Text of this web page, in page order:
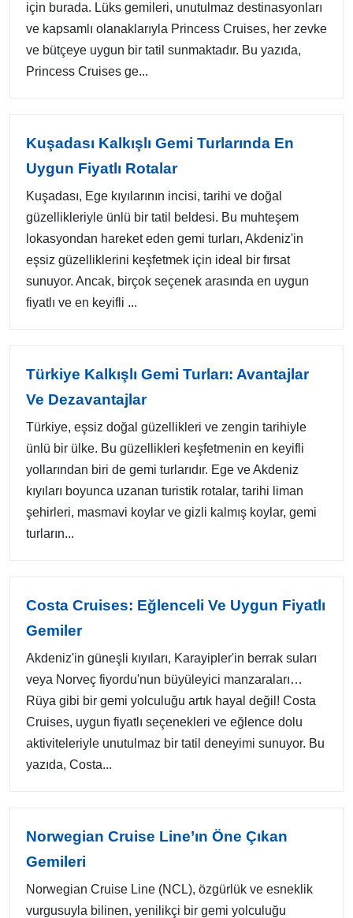
için burada. Lüks gemileri, unutulmaz destinasyonları
ve kapsamlı olanaklarıyla Princess Cruises, her zevke
ve bütçeye uygun bir tatil sunmaktadır. Bu yazıda,
Princess Cruises ge...
Kuşadası Kalkışlı Gemi Turlarında En
Uygun Fiyatlı Rotalar
Kuşadası, Ege kıyılarının incisi, tarihi ve doğal
güzellikleriyle ünlü bir tatil beldesi. Bu muhteşem
lokasyondan hareket eden gemi turları, Akdeniz'in
eşsiz güzelliklerini keşfetmek için ideal bir fırsat
sunuyor. Ancak, birçok seçenek arasında en uygun
fiyatlı ve en keyifli ...
Türkiye Kalkışlı Gemi Turları: Avantajlar
Ve Dezavantajlar
Türkiye, eşsiz doğal güzellikleri ve zengin tarihiyle
ünlü bir ülke. Bu güzellikleri keşfetmenin en keyifli
yollarından biri de gemi turlarıdır. Ege ve Akdeniz
kıyıları boyunca uzanan turistik rotalar, tarihi liman
şehirleri, masmavi koylar ve gizli kalmış koylar, gemi
turların...
Costa Cruises: Eğlenceli Ve Uygun Fiyatlı
Gemiler
Akdeniz'in güneşli kıyıları, Karayipler'in berrak suları
veya Norveç fiyordu'nun büyüleyici manzaraları…
Rüya gibi bir gemi yolculuğu artık hayal değil! Costa
Cruises, uygun fiyatlı seçenekleri ve eğlence dolu
aktiviteleriyle unutulmaz bir tatil deneyimi sunuyor. Bu
yazıda, Costa...
Norwegian Cruise Line’ın Öne Çıkan
Gemileri
Norwegian Cruise Line (NCL), özgürlük ve esneklik
vurgusuyla bilinen, yenilikçi bir gemi yolculuğu